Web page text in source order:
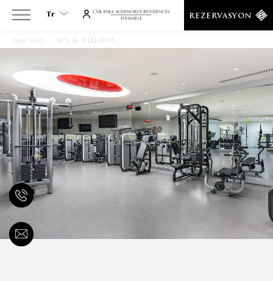
Tr
Tr
Es
De
Ar
Fa
It
Ru
REZERVASYON
Ana Sayfa SPA & WELLNESS